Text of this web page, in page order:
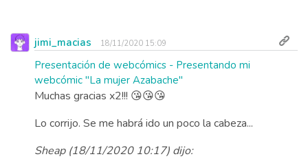
jimi_macias 18/11/2020 15:09
Presentación de webcómics - Presentando mi
webcómic "La mujer Azabache"
Muchas gracias x2!!! 😘😘😘
Lo corrijo. Se me habrá ido un poco la cabeza...
Sheap (18/11/2020 10:17) dijo: